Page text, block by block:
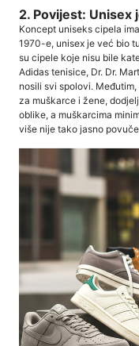
2. Povijest: Unisex
Koncept uniseks cipela
1970-e, unisex je već bio
su cipele koje nisu bile
Adidas tenisice, Dr. Dr.
nosili svi spolovi.
za muškarce i žene,
oblike, a muškarcima
više nije tako jasno